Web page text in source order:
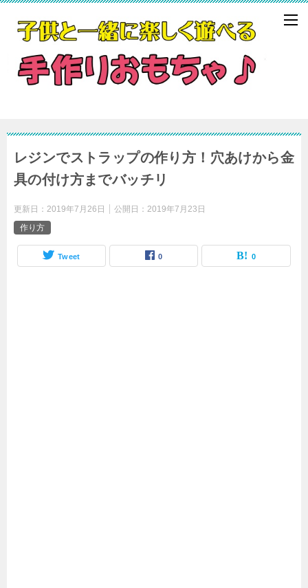
レジンでストラップの作り方！穴あけから金
具の付け方までバッチリ
更新日： 2019年7月26日 公開日： 2019年7月23日
作り方
Tweet 0 0